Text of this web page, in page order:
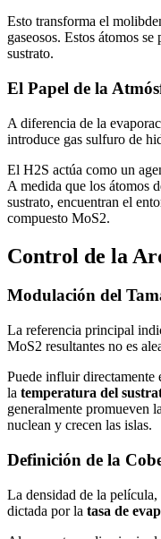
Esto transforma el
gaseosos. Estos átomos
sustrato.
El Papel de la
A diferencia de la
introduce gas sulfuro de
El H2S actúa como un
A medida que los átomos
sustrato, encuentran el
compuesto MoS2.
Control de la
Modulación del
La referencia principal
MoS2 resultantes no es
Puede influir directamente
la temperatura del
generalmente promueven
nuclean y crecen las islas.
Definición de la
La densidad de la película,
dictada por la tasa de